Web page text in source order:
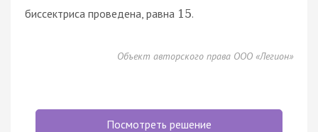
биссектриса проведена, равна 15.
Объект авторского права ООО «Легион»
Посмотреть решение